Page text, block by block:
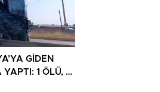
GİDEN
1 ÖLÜ, 15